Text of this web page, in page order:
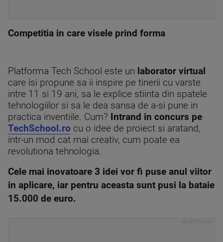
Competitia in care visele prind forma
Platforma Tech School este un laborator virtual
care isi propune sa ii inspire pe tinerii cu varste
intre 11 si 19 ani, sa le explice stiinta din spatele
tehnologiilor si sa le dea sansa de a-si pune in
practica inventiile. Cum? Intrand in concurs pe
TechSchool.ro cu o idee de proiect si aratand,
intr-un mod cat mai creativ, cum poate ea
revolutiona tehnologia.
Cele mai inovatoare 3 idei vor fi puse anul viitor
in aplicare, iar pentru aceasta sunt pusi la bataie
15.000 de euro.